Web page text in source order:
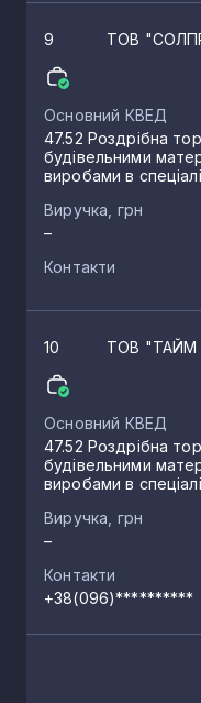
9 ТОВ
Основний КВЕД
47.52 Роздрібна
будівельними
виробами в
Виручка, грн
–
Контакти
10 ТОВ "ТАЙМ
Основний КВЕД
47.52 Роздрібна
будівельними
виробами в
Виручка, грн
–
Контакти
+38(096)**********